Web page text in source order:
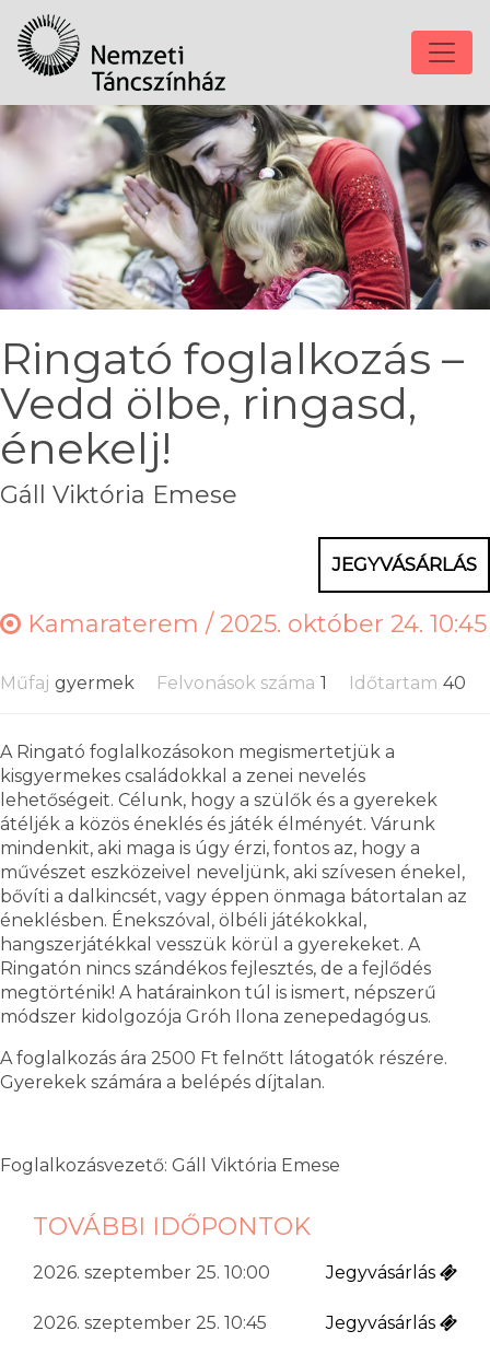
Ringató foglalkozás –
Vedd ölbe, ringasd,
énekelj!
Gáll Viktória Emese
JEGYVÁSÁRLÁS
Kamaraterem /2025. október 24. 10:45
Műfaj gyermek Felvonások száma 1 Időtartam 40
A Ringató foglalkozásokon megismertetjük a
kisgyermekes családokkal a zenei nevelés
lehetőségeit. Célunk, hogy a szülők és a gyerekek
átéljék a közös éneklés és játék élményét. Várunk
mindenkit, aki maga is úgy érzi, fontos az, hogy a
művészet eszközeivel neveljünk, aki szívesen énekel,
bővíti a dalkincsét, vagy éppen önmaga bátortalan az
éneklésben. Énekszóval, ölbéli játékokkal,
hangszerjátékkal vesszük körül a gyerekeket. A
Ringatón nincs szándékos fejlesztés, de a fejlődés
megtörténik! A határainkon túl is ismert, népszerű
módszer kidolgozója Gróh Ilona zenepedagógus.
A foglalkozás ára 2500 Ft felnőtt látogatók részére.
Gyerekek számára a belépés díjtalan.
Foglalkozásvezető: Gáll Viktória Emese
TOVÁBBI IDŐPONTOK
2026. szeptember 25. 10:00 Jegyvásárlás
2026. szeptember 25. 10:45 Jegyvásárlás